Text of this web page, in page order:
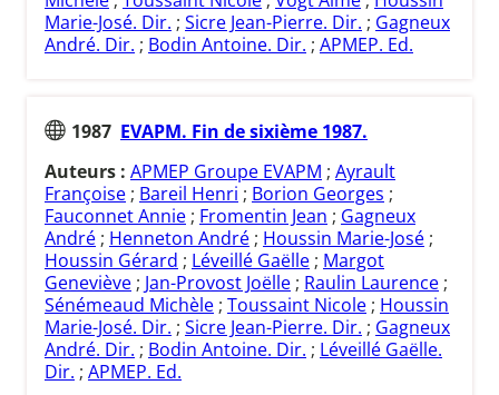
Marie-José. Dir. ; Sicre Jean-Pierre. Dir. ; Gagneux
André. Dir. ; Bodin Antoine. Dir. ; APMEP. Ed.
1987 EVAPM. Fin de sixième 1987.
Auteurs : APMEP Groupe EVAPM ; Ayrault
Françoise ; Bareil Henri ; Borion Georges ;
Fauconnet Annie ; Fromentin Jean ; Gagneux
André ; Henneton André ; Houssin Marie-José ;
Houssin Gérard ; Léveillé Gaëlle ; Margot
Geneviève ; Jan-Provost Joëlle ; Raulin Laurence ;
Sénémeaud Michèle ; Toussaint Nicole ; Houssin
Marie-José. Dir. ; Sicre Jean-Pierre. Dir. ; Gagneux
André. Dir. ; Bodin Antoine. Dir. ; Léveillé Gaëlle.
Dir. ; APMEP. Ed.